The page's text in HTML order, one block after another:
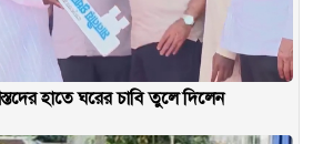
হাতে ঘরের চাবি তুলে দিলেন